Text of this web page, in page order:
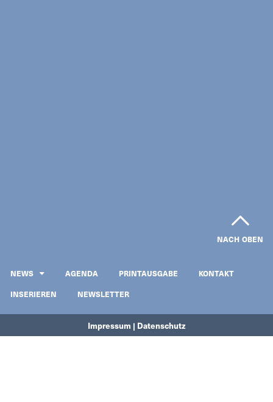
NACH OBEN
NEWS AGENDA PRINTAUSGABE
KONTAKT
INSERIEREN
NEWSLETTER
Impressum | Datenschutz